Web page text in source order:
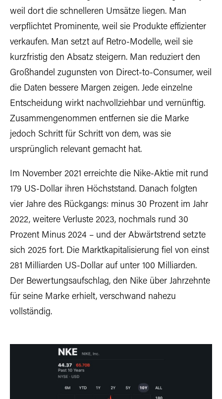
weil dort die schnelleren Umsätze liegen. Man
verpflichtet Prominente, weil sie Produkte effizienter
verkaufen. Man setzt auf Retro-Modelle, weil sie
kurzfristig den Absatz steigern. Man reduziert den
Großhandel zugunsten von Direct-to-Consumer, weil
die Daten bessere Margen zeigen. Jede einzelne
Entscheidung wirkt nachvollziehbar und vernünftig.
Zusammengenommen entfernen sie die Marke
jedoch Schritt für Schritt von dem, was sie
ursprünglich relevant gemacht hat.
Im November 2021 erreichte die Nike-Aktie mit rund
179 US-Dollar ihren Höchststand. Danach folgten
vier Jahre des Rückgangs: minus 30 Prozent im Jahr
2022, weitere Verluste 2023, nochmals rund 30
Prozent Minus 2024 – und der Abwärtstrend setzte
sich 2025 fort. Die Marktkapitalisierung fiel von einst
281 Milliarden US-Dollar auf unter 100 Milliarden.
Der Bewertungsaufschlag, den Nike über Jahrzehnte
für seine Marke erhielt, verschwand nahezu
vollständig.